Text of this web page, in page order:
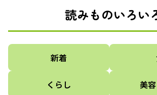
読みものいろい
新着
くらし 美